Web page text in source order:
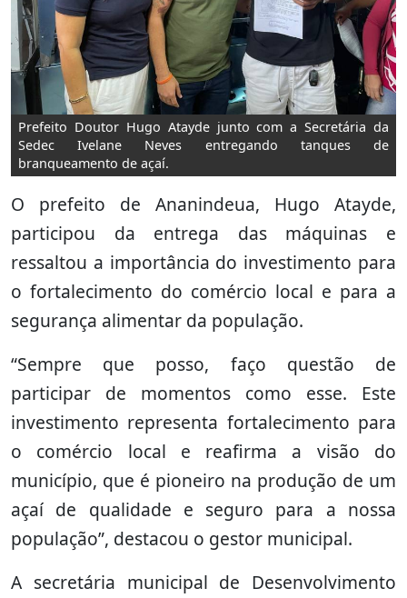
Prefeito Doutor Hugo Atayde junto com a Secretária da
Sedec Ivelane Neves entregando tanques de
branqueamento de açaí.
O prefeito de Ananindeua, Hugo Atayde,
participou da entrega das máquinas e
ressaltou a importância do investimento para
o fortalecimento do comércio local e para a
segurança alimentar da população.
“Sempre que posso, faço questão de
participar de momentos como esse. Este
investimento representa fortalecimento para
o comércio local e reafirma a visão do
município, que é pioneiro na produção de um
açaí de qualidade e seguro para a nossa
população”, destacou o gestor municipal.
A secretária municipal de Desenvolvimento